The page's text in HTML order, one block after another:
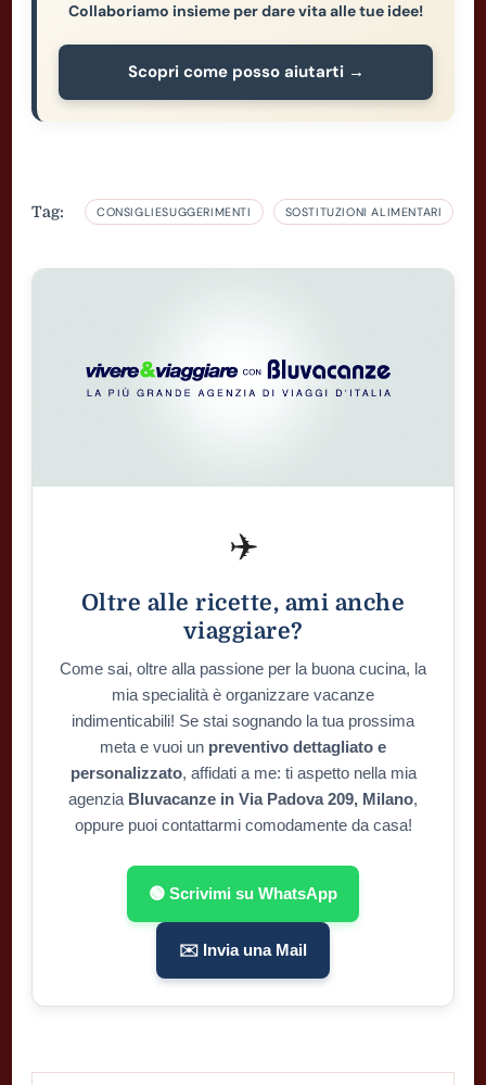
Collaboriamo insieme per dare vita alle tue idee!
Scopri come posso aiutarti →
Tag: CONSIGLIESUGGERIMENTI SOSTITUZIONI ALIMENTARI
✈️
Oltre alle ricette, ami anche
viaggiare?
Come sai, oltre alla passione per la buona cucina, la
mia specialità è organizzare vacanze
indimenticabili! Se stai sognando la tua prossima
meta e vuoi un preventivo dettagliato e
personalizzato, affidati a me: ti aspetto nella mia
agenzia Bluvacanze in Via Padova 209, Milano,
oppure puoi contattarmi comodamente da casa!
🟢 Scrivimi su WhatsApp
✉️ Invia una Mail